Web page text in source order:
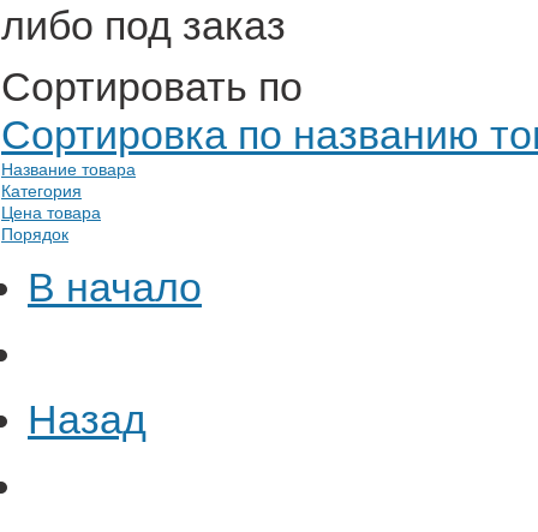
либо под заказ
Сортировать по
Сортировка по названию
Название товара
Категория
Цена товара
Порядок
В начало
Назад